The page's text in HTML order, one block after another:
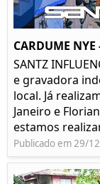
CARDUME
SANTZ
e gravadora
local. Já
Janeiro e
estamos
Publicado em 29/